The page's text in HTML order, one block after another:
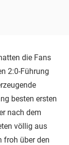
die Fans
2:0-Führung
besten ersten
nach dem
völlig aus
froh über den